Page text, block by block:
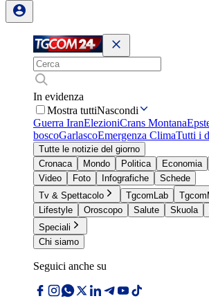
In evidenza
Mostra tuttiNascondi
Guerra IranElezioniCrans Montana
boscoGarlascoEmergenza ClimaTutti i
Tutte le notizie del giorno
Cronaca
Mondo Politica Economia
Video
Foto Infografiche
Schede
Tv & Spettacolo
TgcomLab
Lifestyle
Oroscopo Salute Skuola
Speciali
Chi siamo
Seguici anche su